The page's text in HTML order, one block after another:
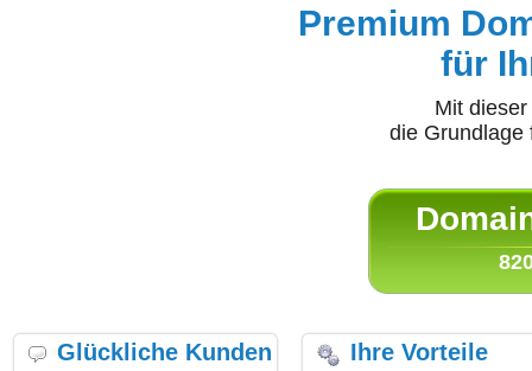
Premium
für
Mit
die
Glückliche Kunden Ihre Vorteile